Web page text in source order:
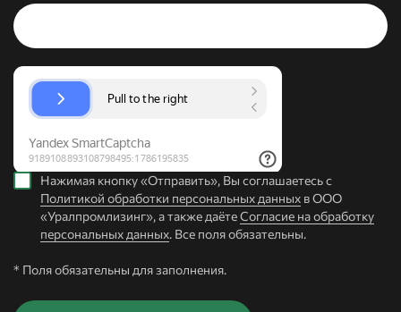
Нажимая кнопку «Отправить», Вы соглашаетесь с
Политикой обработки персональных данных в ООО
«Уралпромлизинг», а также даётеСогласие на обработку
персональных данных. Все поля обязательны.
* Поля обязательны для заполнения.